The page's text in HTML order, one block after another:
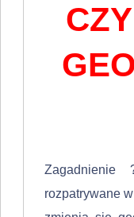
Zagadnienie
rozpatrywane